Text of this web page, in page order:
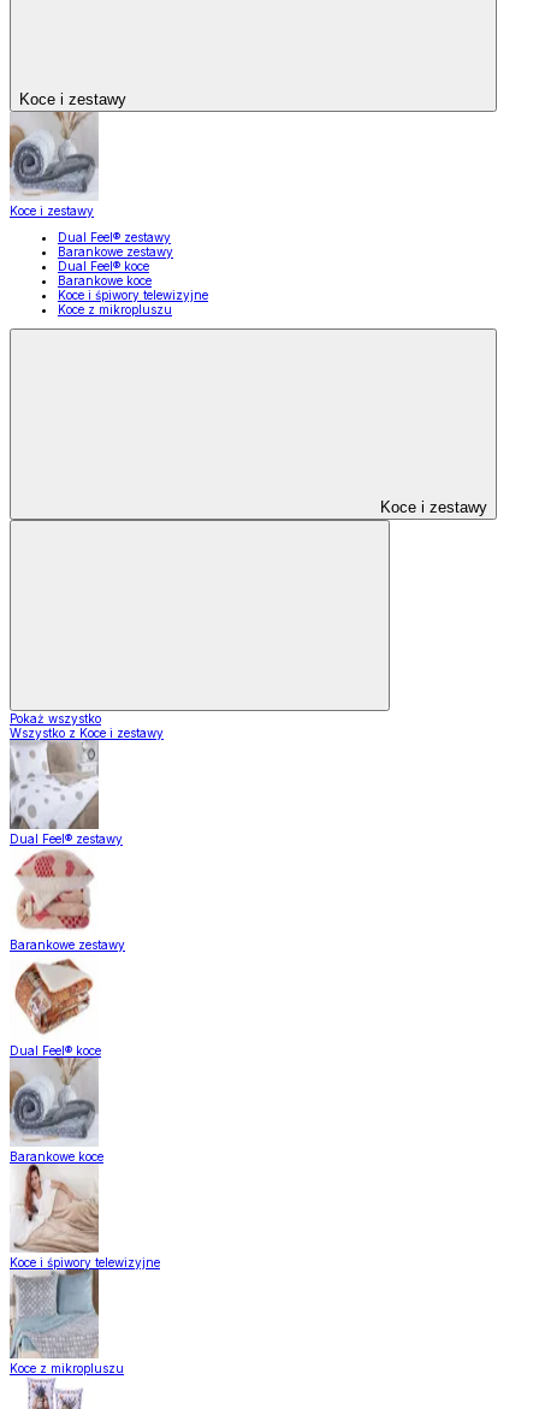
Koce i zestawy
Koce i zestawy
Dual Feel® zestawy
Barankowe zestawy
Dual Feel® koce
Barankowe koce
Koce i śpiwory telewizyjne
Koce z mikropluszu
Koce i zestawy
Pokaż wszystko
Wszystko z Koce i zestawy
Dual Feel® zestawy
Barankowe zestawy
Dual Feel® koce
Barankowe koce
Koce i śpiwory telewizyjne
Koce z mikropluszu